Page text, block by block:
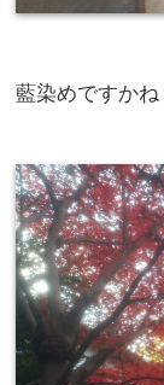
藍染めですかね